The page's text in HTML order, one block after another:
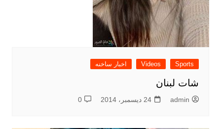
Sports
Videos اخبار ساخنه
شات لبنان
admin 24 ديسمبر، 2014 0